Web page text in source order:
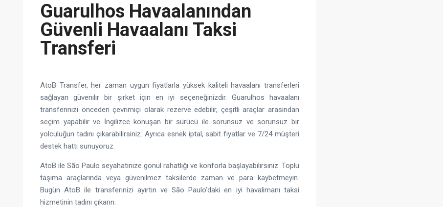
Guarulhos Havaalanından
Güvenli Havaalanı Taksi
Transferi
AtoB Transfer, her zaman uygun fiyatlarla yüksek kaliteli havaalanı transferleri
sağlayan güvenilir bir şirket için en iyi seçeneğinizdir. Guarulhos havaalanı
transferinizi önceden çevrimiçi olarak rezerve edebilir, çeşitli araçlar arasından
seçim yapabilir ve İngilizce konuşan bir sürücü ile sorunsuz ve sorunsuz bir
yolculuğun tadını çıkarabilirsiniz. Ayrıca esnek iptal, sabit fiyatlar ve 7/24 müşteri
destek hattı sunuyoruz.
AtoB ile São Paulo seyahatinize gönül rahatlığı ve konforla başlayabilirsiniz. Toplu
taşıma araçlarında veya güvenilmez taksilerde zaman ve para kaybetmeyin.
Bugün AtoB ile transferinizi ayırtın ve São Paulo’daki en iyi havalimanı taksi
hizmetinin tadını çıkarın.